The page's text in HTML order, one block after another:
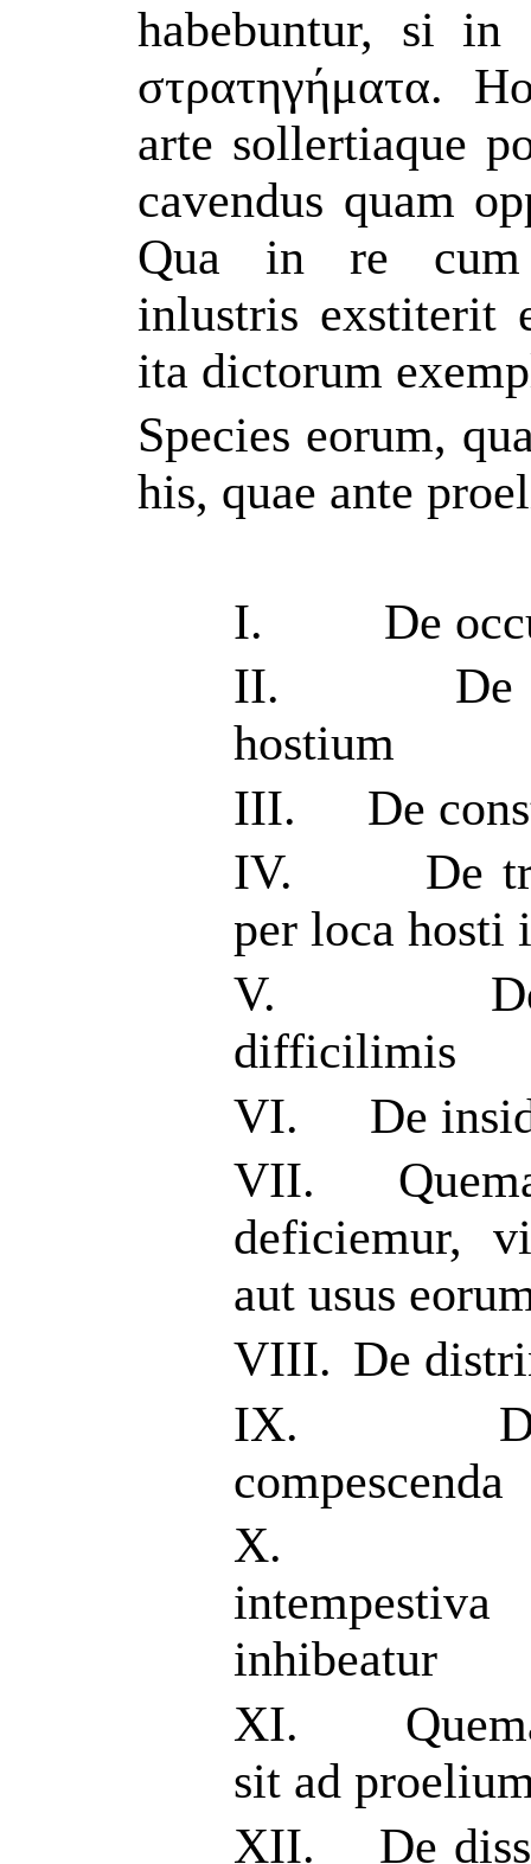
habebuntur, si in
στρατηγήματα.
arte sollertiaque
cavendus quam
Qua in re cum
inlustris exstiterit
ita dictorum
Species eorum,
his, quae ante
I.
De
II.
De
hostium
III.
De
IV.
De
per loca hosti
V.
difficilimis
VI.
De
VII.
deficiemur,
aut usus
VIII. De
IX.
compescenda
X.
inhibeatur
XI.
sit ad
XII.
De